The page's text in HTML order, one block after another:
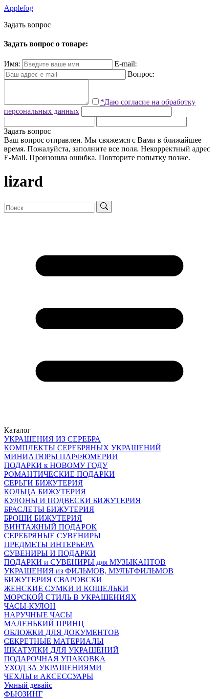
Applefog
Задать вопрос
Задать вопрос о товаре:
Имя:
E-mail:
Вопрос:
*Даю согласие на обработку
персональных данных
Задать вопрос
Ваш вопрос отправлен. Мы свяжемся с Вами в ближайшее
время. Пожалуйста, заполните все поля. Некорректный адрес
E-Mail. Произошла ошибка. Повторите попытку позже.
lizard
Каталог
УКРАШЕНИЯ ИЗ СЕРЕБРА
КОМПЛЕКТЫ СЕРЕБРЯНЫХ УКРАШЕНИЙ
МИНИАТЮРЫ ПАРФЮМЕРИИ
ПОДАРКИ к НОВОМУ ГОДУ
РОМАНТИЧЕСКИЕ ПОДАРКИ
СЕРЬГИ БИЖУТЕРИЯ
КОЛЬЦА БИЖУТЕРИЯ
КУЛОНЫ И ПОДВЕСКИ БИЖУТЕРИЯ
БРАСЛЕТЫ БИЖУТЕРИЯ
БРОШИ БИЖУТЕРИЯ
ВИНТАЖНЫЙ ПОДАРОК
СЕРЕБРЯНЫЕ СУВЕНИРЫ
ПРЕДМЕТЫ ИНТЕРЬЕРА
СУВЕНИРЫ И ПОДАРКИ
ПОДАРКИ и СУВЕНИРЫ для МУЗЫКАНТОВ
УКРАШЕНИЯ из ФИЛЬМОВ, МУЛЬТФИЛЬМОВ
БИЖУТЕРИЯ СВАРОВСКИ
ЖЕНСКИЕ СУМКИ И КОШЕЛЬКИ
МОРСКОЙ СТИЛЬ В УКРАШЕНИЯХ
ЧАСЫ-КУЛОН
НАРУЧНЫЕ ЧАСЫ
МАЛЕНЬКИЙ ПРИНЦ
ОБЛОЖКИ ДЛЯ ДОКУМЕНТОВ
СЕКРЕТНЫЕ МАТЕРИАЛЫ
ШКАТУЛКИ ДЛЯ УКРАШЕНИЙ
ПОДАРОЧНАЯ УПАКОВКА
УХОД ЗА УКРАШЕНИЯМИ
ЧEХЛЫ и АКСЕССУАРЫ
Умный девайс
ФЬЮЗИНГ